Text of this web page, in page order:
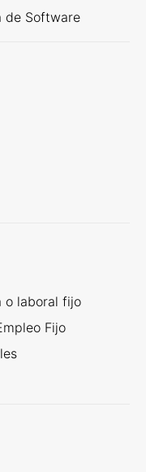
de Software
o laboral fijo
Fijo